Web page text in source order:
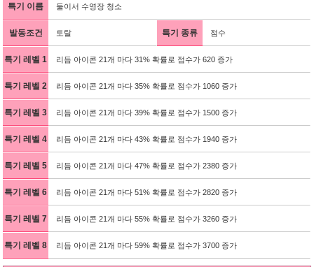
특기 이름 둘이서 수영장 청소
발동조건 토탈 특기 종류 점수
특기 레벨 1 리듬 아이콘 21개 마다 31% 확률로 점수가 620 증가
특기 레벨 2 리듬 아이콘 21개 마다 35% 확률로 점수가 1060 증가
특기 레벨 3 리듬 아이콘 21개 마다 39% 확률로 점수가 1500 증가
특기 레벨 4 리듬 아이콘 21개 마다 43% 확률로 점수가 1940 증가
특기 레벨 5 리듬 아이콘 21개 마다 47% 확률로 점수가 2380 증가
특기 레벨 6 리듬 아이콘 21개 마다 51% 확률로 점수가 2820 증가
특기 레벨 7 리듬 아이콘 21개 마다 55% 확률로 점수가 3260 증가
특기 레벨 8 리듬 아이콘 21개 마다 59% 확률로 점수가 3700 증가